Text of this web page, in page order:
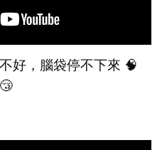
好，腦袋停不下來 🧠
😴